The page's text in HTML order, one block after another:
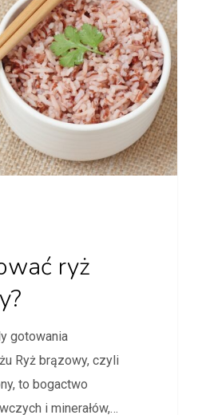
ryż
gotowania
Ryż brązowy, czyli
to bogactwo
i minerałów,…